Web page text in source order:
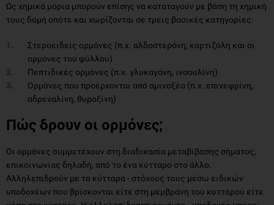
Ως χημικά μόρια μπορούν επίσης να καταταγούν με βάση τη χημική
τους δομή οπότε και χωρίζονται σε τρεις βασικές κατηγορίες:
Στεροειδείς ορμόνες (π.χ. αλδοστερόνη, κορτιζόλη και οι
ορμόνες του φύλλου)
Πεπτιδικές ορμόνες (π.χ. γλυκαγόνη, ινσουλίνη)
Ορμόνες που προέρχονται από αμινοξέα (π.χ. επινεφρίνη,
αδρεναλίνη, θυροξίνη)
Πώς δρουν οι ορμόνες;
Οι ορμόνες συμμετέχουν στη διαδικασία μεταβίβασης σήματος,
επικοινωνίας δηλαδή, από το ένα κύτταρο στο άλλο.
Αλληλεπιδρούν με τα κύτταρα - στόχους τους μέσω ειδικών
υποδοχέων που βρίσκονται είτε στη μεμβράνη του κυττάρου είτε